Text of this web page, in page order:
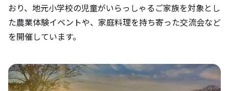
おり、地元小学校の児童がいらっしゃるご家族を対象とし
た農業体験イベントや、家庭料理を持ち寄った交流会など
を開催しています。